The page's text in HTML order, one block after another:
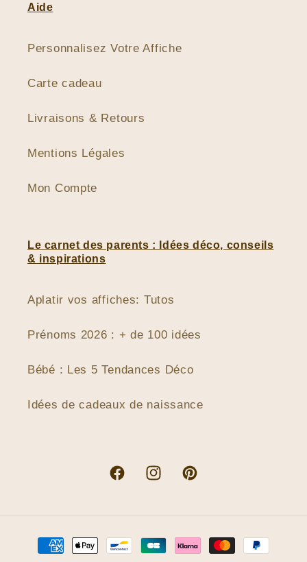
Aide
Personnalisez Votre Affiche
Carte cadeau
Livraisons & Retours
Mentions Légales
Mon Compte
Le carnet des parents : Idées déco, conseils
& inspirations
Aplatir vos affiches: Tutos
Prénoms 2026 : + de 100 idées
Bébé : Les 5 Tendances Déco
Idées de cadeaux de naissance
FacebookInstagramPinterest
Moyens